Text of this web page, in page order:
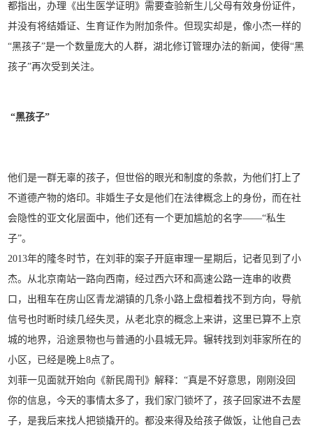
都指出，办理《出生医学证明》需要查验新生儿父母有效身份证件，
并没有将结婚证、生育证作为附加条件。但现实却是，像小杰一样的
“黑孩子”是一个数量庞大的人群，湖北修订管理办法的新闻，使得“黑
孩子”再次受到关注。
“黑孩子”
他们是一群无辜的孩子，但世俗的眼光和制度的条款，为他们打上了
不道德产物的烙印。非婚生子女是他们在法律概念上的身份，而在社
会隐性的亚文化层面中，他们还有一个更加尴尬的名字——“私生
子”。
2013年的隆冬时节，在刘菲的案子开庭审理一星期后，记者见到了小
杰。从北京南站一路向西南，经过西六环和高速公路一连串的收费
口，出租车在房山区青龙湖镇的几条小路上盘桓着找不到方向，导航
信号也时断时续几经失灵，从老北京的概念上来讲，这里已算不上京
城的地界，沿途景物也与普通的小县城无异。辗转找到刘菲家所在的
小区，已经是晚上8点了。
刘菲一见面就开始向《新民周刊》解释：“真是不好意思，刚刚没回
你的信息，今天的事情太多了，我们家门锁坏了，孩子回家进不去屋
子，是我后来找人把锁撬开的。都没来得及给孩子做饭，让他自己去